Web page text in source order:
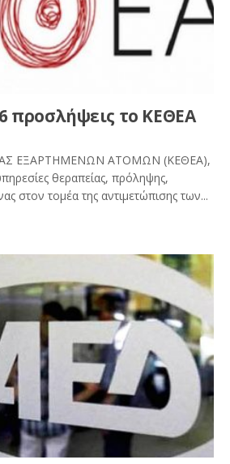
προσλήψεις το ΚΕΘΕΑ
ΕΞΑΡΤΗΜΕΝΩΝ ΑΤΟΜΩΝ (ΚΕΘΕΑ),
θεραπείας, πρόληψης,
στον τομέα της αντιμετώπισης των...